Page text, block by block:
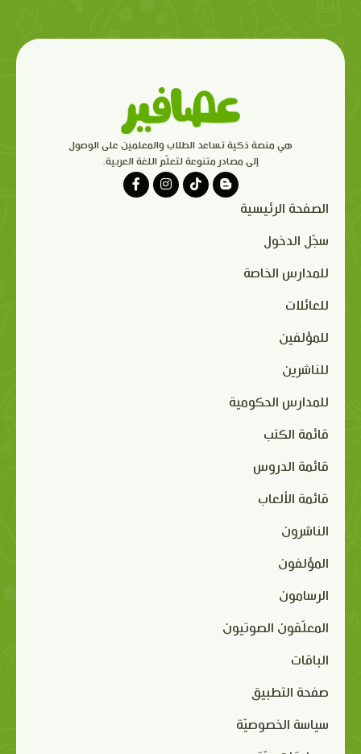
هي منصة ذكية تساعد الطلاب والمعلمين على الوصول
إلى مصادر متنوعة لتعلّم اللغة العربية.
الصفحة الرئيسية
سجّل الدخول
للمدارس الخاصة
للعائلات
للمؤلفين
للناشرين
للمدارس الحكومية
قائمة الكتب
قائمة الدروس
قائمة الألعاب
الناشرون
المؤلفون
الرسامون
المعلّقون الصوتيون
الباقات
صفحة التطبيق
سياسة الخصوصيّة